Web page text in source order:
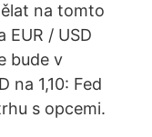
na tomto
EUR / USD
bude v
na 1,10: Fed
s opcemi.